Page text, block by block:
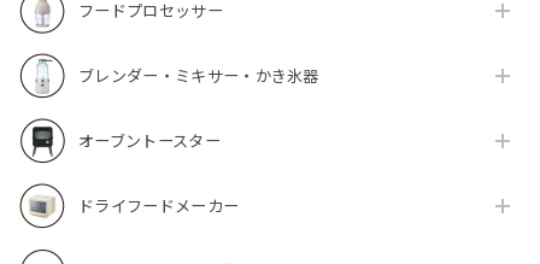
フードプロセッサー
ブレンダー・ミキサー・かき氷器
オーブントースター
ドライフードメーカー